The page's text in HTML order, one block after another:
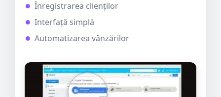
Înregistrarea clienților
Interfață simplă
Automatizarea vânzărilor